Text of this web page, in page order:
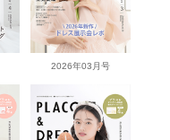
2026年03月号